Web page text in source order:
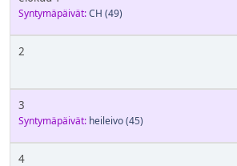
Syntymäpäivät:CH (49)
2
3
Syntymäpäivät: heileivo(45)
4